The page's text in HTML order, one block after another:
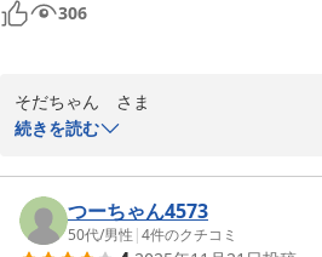
306
そだちゃん　さま
この度は「三献の宿 木之本 」にご宿泊
当館でのゆったりとした時間や、無農
事をお楽しみいただけたご様子で大変
は地元のブランド米でございまして、
続きを読む
つーちゃん4573
50代/男性 |4件のクチコミ